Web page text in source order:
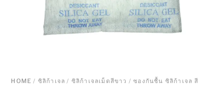
HOME / ซิลิก้าเจล / ซิลิก้าเจลเม็ดสีขาว / ซองกันชื้น ซิลิก้าเจล สี